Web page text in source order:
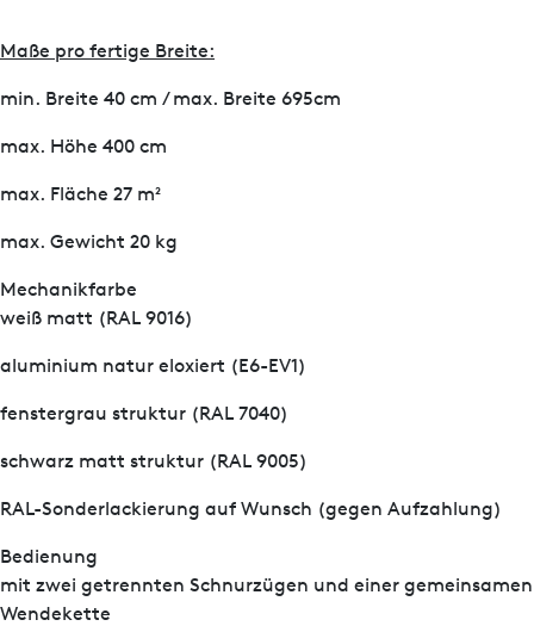
Maße pro fertige Breite:
min. Breite 40 cm / max. Breite 695cm
max. Höhe 400 cm
max. Fläche 27 m²
max. Gewicht 20 kg
Mechanikfarbe
weiß matt (RAL 9016)
aluminium natur eloxiert (E6-EV1)
fenstergrau struktur (RAL 7040)
schwarz matt struktur (RAL 9005)
RAL-Sonderlackierung auf Wunsch (gegen Aufzahlung)
Bedienung
mit zwei getrennten Schnurzügen und einer gemeinsamen
Wendekette